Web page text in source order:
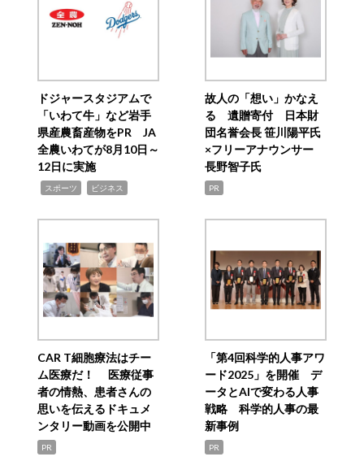
ドジャースタジアムで
「いわて牛」など岩手
県産農畜産物をPR JA
全農いわてが8月10日～
12日に実施
スポーツ ビジネス
故人の「想い」かなえ
る 遺贈寄付 日本財
団名誉会長 笹川陽平氏
×フリーアナウンサー
長野智子氏
PR
CAR T細胞療法はチー
ム医療だ！ 医療従事
者の情熱、患者さんの
思いを伝えるドキュメ
ンタリー動画を公開中
PR
「第4回科学的人事アワ
ード2025」を開催 デ
ータとAIで変わる人事
戦略 科学的人事の最
新事例
PR